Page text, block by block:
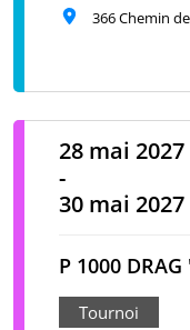
366 Chemin
28 mai 2027
-
30 mai 2027
P 1000 DRAG
Tournoi